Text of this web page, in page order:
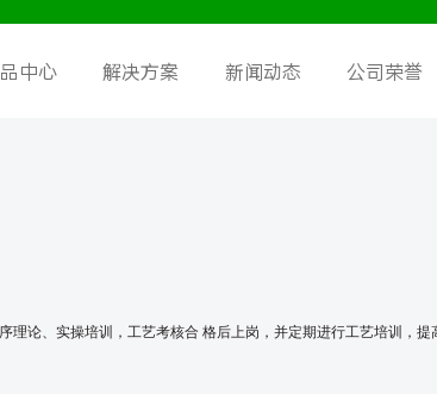
中心 解决方案 新闻动态 公司荣誉
理论、实操培训，工艺考核合 格后上岗，并定期进行工艺培训，提